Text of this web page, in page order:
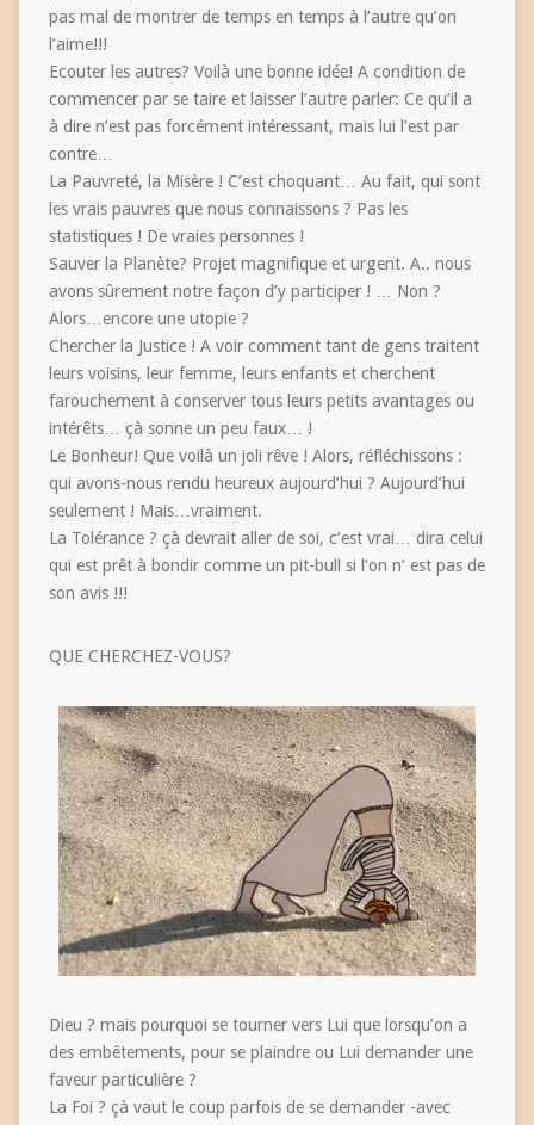
pas mal de montrer de temps en temps à l’autre qu’on
l’aime!!!
Ecouter les autres? Voilà une bonne idée! A condition de
commencer par se taire et laisser l’autre parler: Ce qu’il a
à dire n’est pas forcément intéressant, mais lui l’est par
contre…
La Pauvreté, la Misère ! C’est choquant… Au fait, qui sont
les vrais pauvres que nous connaissons ? Pas les
statistiques ! De vraies personnes !
Sauver la Planète? Projet magnifique et urgent. A.. nous
avons sûrement notre façon d’y participer ! … Non ?
Alors…encore une utopie ?
Chercher la Justice ! A voir comment tant de gens traitent
leurs voisins, leur femme, leurs enfants et cherchent
farouchement à conserver tous leurs petits avantages ou
intérêts… çà sonne un peu faux… !
Le Bonheur! Que voilà un joli rêve ! Alors, réfléchissons :
qui avons-nous rendu heureux aujourd’hui ? Aujourd’hui
seulement ! Mais…vraiment.
La Tolérance ? çà devrait aller de soi, c’est vrai… dira celui
qui est prêt à bondir comme un pit-bull si l’on n’ est pas de
son avis !!!
QUE CHERCHEZ-VOUS?
Dieu ? mais pourquoi se tourner vers Lui que lorsqu’on a
des embêtements, pour se plaindre ou Lui demander une
faveur particulière ?
La Foi ? çà vaut le coup parfois de se demander -avec